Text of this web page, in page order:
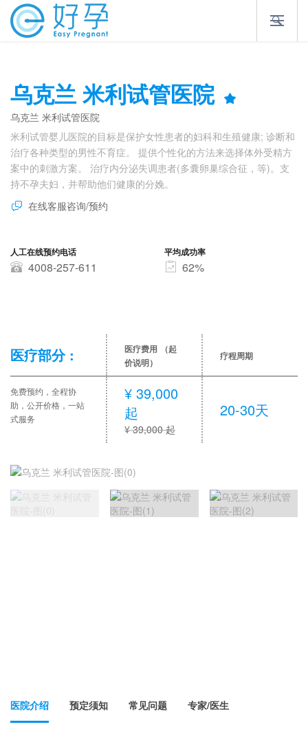
乌克兰 米利试管医院
乌克兰 米利试管医院
米利试管婴儿医院的目标是保护女性患者的妇科和生殖健康; 诊断和
治疗各种类型的男性不育症。 提供个性化的方法来选择体外受精方
案中的刺激方案。 治疗内分泌失调患者(多囊卵巢综合征，等)。支
持不孕夫妇，并帮助他们健康的分娩。
在线客服咨询/预约
人工在线预约电话
4008-257-611
平均成功率
62%
医疗部分 : 医疗费用
（起
价说明）
疗程周期
免费预约，全程协
助，公开价格，一站
式服务
¥ 39,000
起
¥ 39,000 起
20-30天
医院介绍 预定须知 常见问题 专家/医生